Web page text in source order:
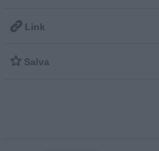
 Link
 Salva